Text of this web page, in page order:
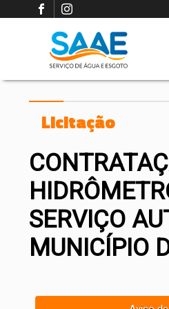
Licitação
SERVIÇO
MUNICÍPIO